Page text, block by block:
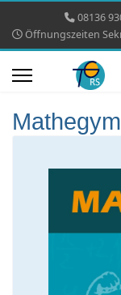
08136
Öffnungszeiten
Mathegym